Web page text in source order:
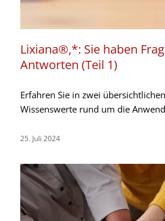
Lixiana®,*: Sie haben
Antworten (Teil 1)
Erfahren Sie in zwei
Wissenswerte rund um die
25. Juli 2024